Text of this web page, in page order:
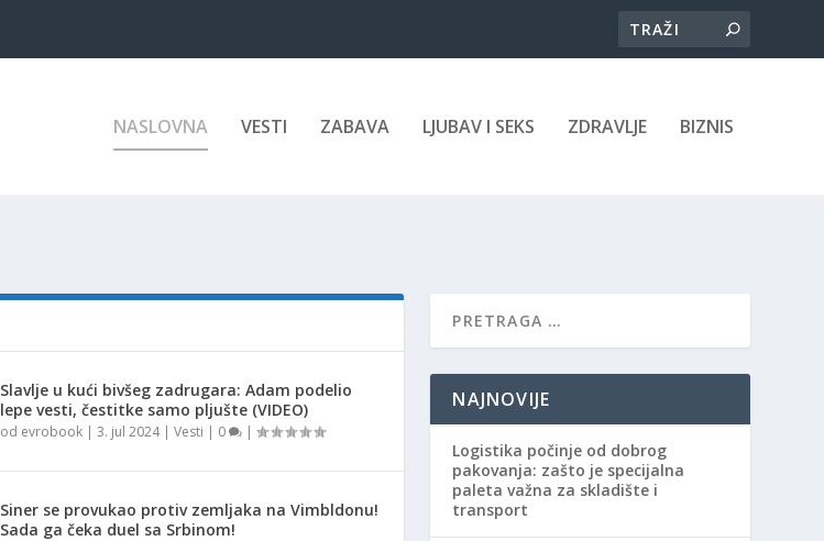
NASLOVNA VESTI ZABAVA LJUBAV I SEKS ZDRAVLJE BIZNIS
Slavlje u kući bivšeg zadrugara: Adam podelio
lepe vesti, čestitke samo pljušte (VIDEO)
od evrobook| 3. jul 2024| Vesti | 0 |
Siner se provukao protiv zemljaka na Vimbldonu!
Sada ga čeka duel sa Srbinom!
NAJNOVIJE
Logistika počinje od dobrog
pakovanja: zašto je specijalna
paleta važna za skladište i
transport